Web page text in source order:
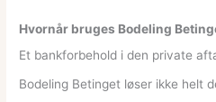
Hvornår bruges Bodeling
Et bankforbehold i den private
Bodeling Betinget løser ikke helt